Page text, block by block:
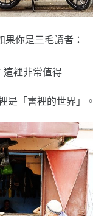
果你是三毛讀者：
這裡非常值得
是「書裡的世界」。